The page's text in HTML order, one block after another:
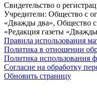
Свидетельство о
Учредители: Общество с
«Дважды два», Общество с
«Редакция газеты
Правила использования
Политика в отношении
Политика использования
Согласие на обработку
Обновить страницу